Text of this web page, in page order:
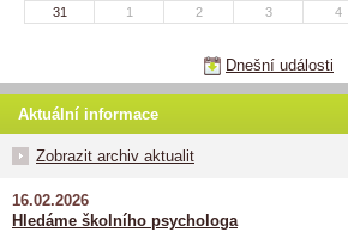
31
1 2 3 4
Dnešní události
Aktuální informace
Zobrazit archiv aktualit
16.02.2026
Hledáme školního psychologa